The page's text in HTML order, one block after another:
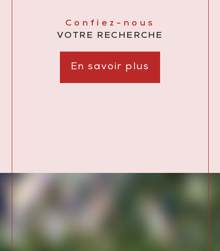
Confiez-nous
VOTRE RECHERCHE
En savoir plus